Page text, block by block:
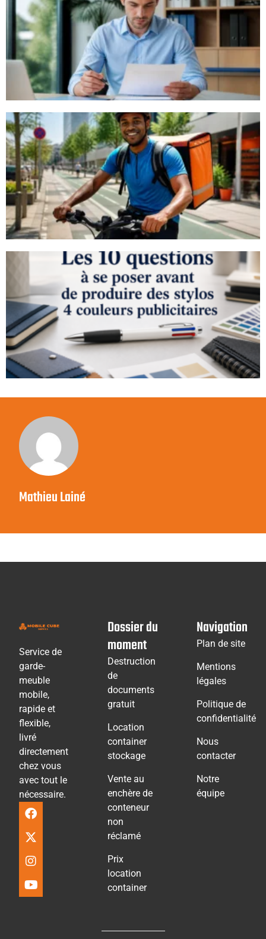
Mathieu Lainé
Service de
garde-
meuble
mobile,
rapide et
flexible,
livré
directement
chez vous
avec tout le
nécessaire.
Dossier du
moment
Destruction
de
documents
gratuit
Location
container
stockage
Vente au
enchère de
conteneur
non
réclamé
Prix
location
container
Navigation
Plan de site
Mentions
légales
Politique de
confidentialité
Nous
contacter
Notre
équipe